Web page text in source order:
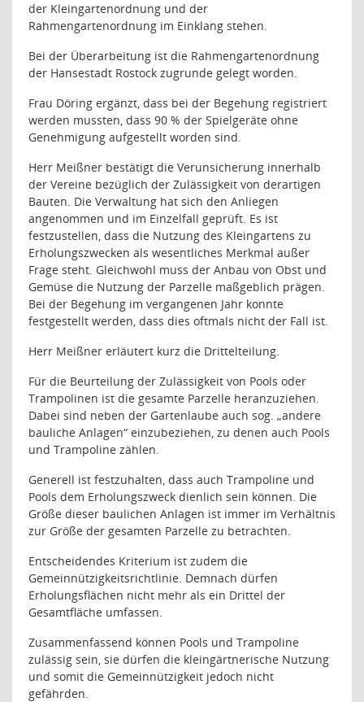
der Kleingartenordnung und der
Rahmengartenordnung im Einklang stehen.
Bei der Überarbeitung ist die Rahmengartenordnung
der Hansestadt Rostock zugrunde gelegt worden.
Frau Döring ergänzt, dass bei der Begehung registriert
werden mussten, dass 90 % der Spielgeräte ohne
Genehmigung aufgestellt worden sind.
Herr Meißner bestätigt die Verunsicherung innerhalb
der Vereine bezüglich der Zulässigkeit von derartigen
Bauten. Die Verwaltung hat sich den Anliegen
angenommen und im Einzelfall geprüft. Es ist
festzustellen, dass die Nutzung des Kleingartens zu
Erholungszwecken als wesentliches Merkmal außer
Frage steht. Gleichwohl muss der Anbau von Obst und
Gemüse die Nutzung der Parzelle maßgeblich prägen.
Bei der Begehung im vergangenen Jahr konnte
festgestellt werden, dass dies oftmals nicht der Fall ist.
Herr Meißner erläutert kurz die Drittelteilung.
Für die Beurteilung der Zulässigkeit von Pools oder
Trampolinen ist die gesamte Parzelle heranzuziehen.
Dabei sind neben der Gartenlaube auch sog. „andere
bauliche Anlagen“ einzubeziehen, zu denen auch Pools
und Trampoline zählen.
Generell ist festzuhalten, dass auch Trampoline und
Pools dem Erholungszweck dienlich sein können. Die
Größe dieser baulichen Anlagen ist immer im Verhältnis
zur Größe der gesamten Parzelle zu betrachten.
Entscheidendes Kriterium ist zudem die
Gemeinnützigkeitsrichtlinie. Demnach dürfen
Erholungsflächen nicht mehr als ein Drittel der
Gesamtfläche umfassen.
Zusammenfassend können Pools und Trampoline
zulässig sein, sie dürfen die kleingärtnerische Nutzung
und somit die Gemeinnützigkeit jedoch nicht
gefährden.